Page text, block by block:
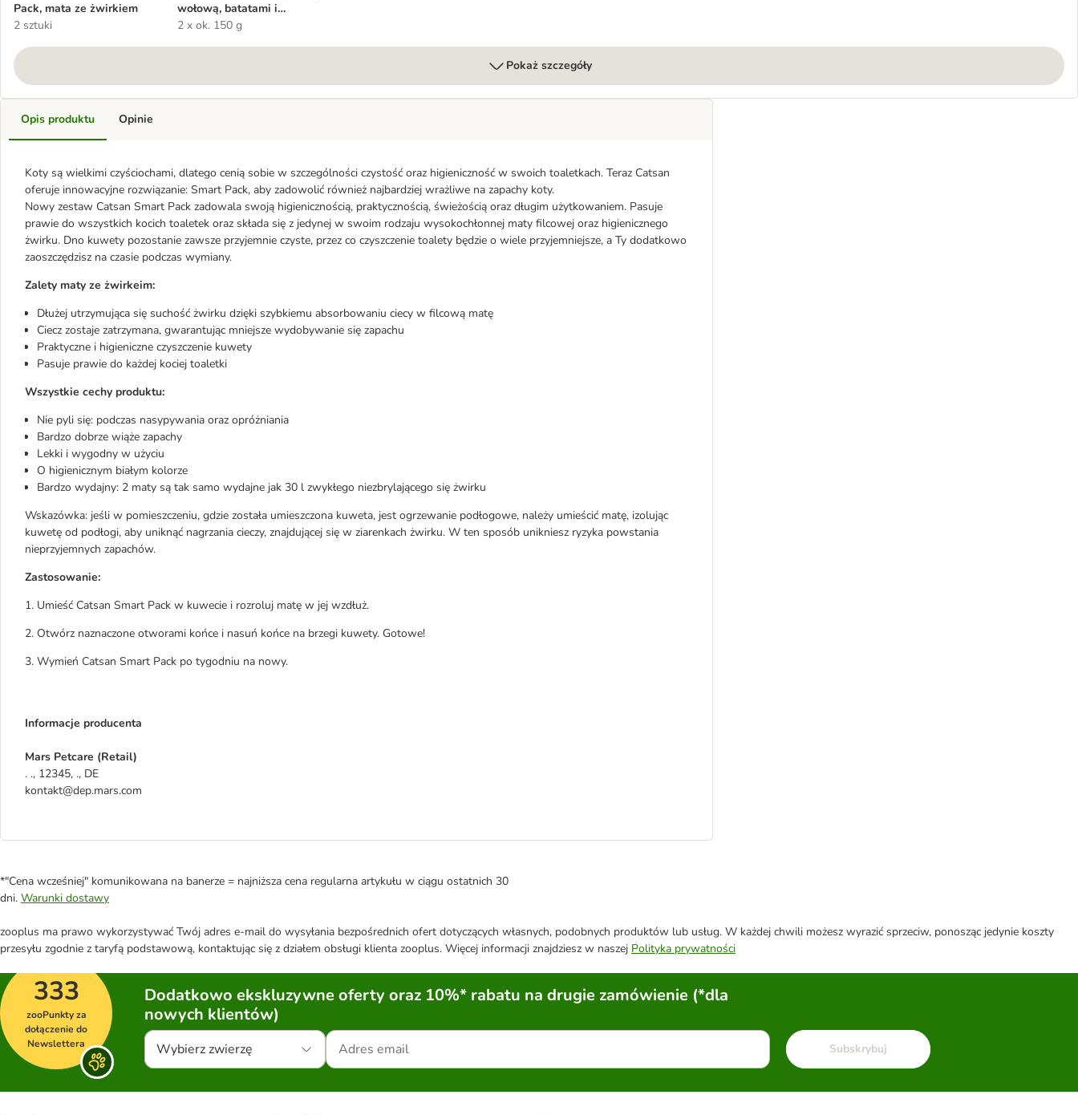
Pack, mata ze żwirkiem
2 sztuki
wołową, batatami i
mącznikiem
2 x ok. 150 g
Pokaż szczegóły
Opis produktu
Koty są wielkimi czyściochami, dlatego cenią sobie w szczególności czystość oraz higieniczność w swoich toaletkach. Teraz Catsan
oferuje innowacyjne rozwiązanie: Smart Pack, aby zadowolić również najbardziej wrażliwe na zapachy koty.
Nowy zestaw Catsan Smart Pack zadowala swoją higienicznością, praktycznością, świeżością oraz długim użytkowaniem. Pasuje
prawie do wszystkich kocich toaletek oraz składa się z jedynej w swoim rodzaju wysokochłonnej maty filcowej oraz higienicznego
żwirku. Dno kuwety pozostanie zawsze przyjemnie czyste, przez co czyszczenie toalety będzie o wiele przyjemniejsze, a Ty dodatkowo
zaoszczędzisz na czasie podczas wymiany.
Zalety maty ze żwirkeim:
Dłużej utrzymująca się suchość żwirku dzięki szybkiemu absorbowaniu ciecy w filcową matę
Ciecz zostaje zatrzymana, gwarantując mniejsze wydobywanie się zapachu
Praktyczne i higieniczne czyszczenie kuwety
Pasuje prawie do każdej kociej toaletki
Wszystkie cechy produktu:
Nie pyli się: podczas nasypywania oraz opróżniania
Bardzo dobrze wiąże zapachy
Lekki i wygodny w użyciu
O higienicznym białym kolorze
Bardzo wydajny: 2 maty są tak samo wydajne jak 30 l zwykłego niezbrylającego się żwirku
Wskazówka: jeśli w pomieszczeniu, gdzie została umieszczona kuweta, jest ogrzewanie podłogowe, należy umieścić matę, izolując
kuwetę od podłogi, aby uniknąć nagrzania cieczy, znajdującej się w ziarenkach żwirku. W ten sposób unikniesz ryzyka powstania
nieprzyjemnych zapachów.
Zastosowanie:
1. Umieść Catsan Smart Pack w kuwecie i rozroluj matę w jej wzdłuż.
2. Otwórz naznaczone otworami końce i nasuń końce na brzegi kuwety. Gotowe!
3. Wymień Catsan Smart Pack po tygodniu na nowy.
Informacje producenta
Mars Petcare (Retail)
. ., 12345, ., DE
kontakt@dep.mars.com
Opinie
*"Cena wcześniej" komunikowana na banerze = najniższa cena regularna artykułu w ciągu ostatnich 30
dni. Warunki dostawy
zooplus ma prawo wykorzystywać Twój adres e-mail do wysyłania bezpośrednich ofert dotyczących własnych, podobnych produktów lub usług. W każdej chwili możesz wyrazić sprzeciw, ponosząc jedynie koszty
przesyłu zgodnie z taryfą podstawową, kontaktując się z działem obsługi klienta zooplus. Więcej informacji znajdziesz w naszej Polityka prywatności
333
zooPunkty za
dołączenie do
Newslettera
Dodatkowo ekskluzywne oferty oraz 10%* rabatu na drugie zamówienie (*dla
nowych klientów)
Wybierz zwierzę Subskrybuj